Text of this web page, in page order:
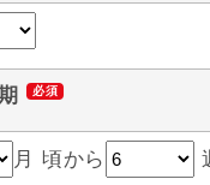
月 頃から